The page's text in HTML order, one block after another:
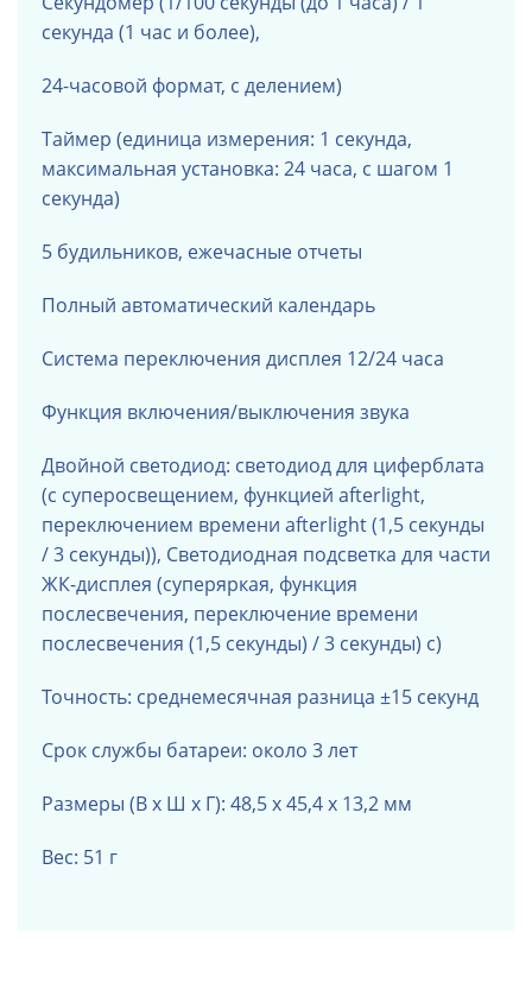
секунда (1 час и более),
24-часовой формат, с делением)
Таймер (единица измерения: 1 секунда,
максимальная установка: 24 часа, с шагом 1
секунда)
5 будильников, ежечасные отчеты
Полный автоматический календарь
Система переключения дисплея 12/24 часа
Функция включения/выключения звука
Двойной светодиод: светодиоддля циферблата
(с суперосвещением, функцией afterlight,
переключением времени afterlight (1,5 секунды
/ 3 секунды)), Светодиодная подсветка для части
ЖК-дисплея (суперяркая, функция
послесвечения, переключение времени
послесвечения (1,5 секунды) / 3 секунды) с)
Точность: среднемесячная разница ±15 секунд
Срок службы батареи: около 3 лет
Размеры (В х Ш х Г): 48,5 х 45,4 х 13,2 мм
Вес: 51 г